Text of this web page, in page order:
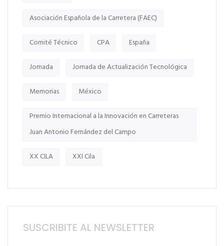
Asociación Española de la Carretera (FAEC)
Comité Técnico CPA España
Jornada Jornada de Actualización Tecnológica
Memorias México
Premio Internacional a la Innovación en Carreteras
Juan Antonio Fernández del Campo
XX CILA XXI Cila
SUSCRIBITE AL NEWSLETTER